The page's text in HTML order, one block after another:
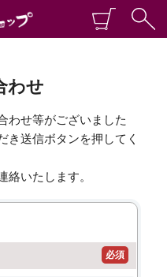
わせ
わせ等がございました
き送信ボタンを押してく
絡いたします。
必須